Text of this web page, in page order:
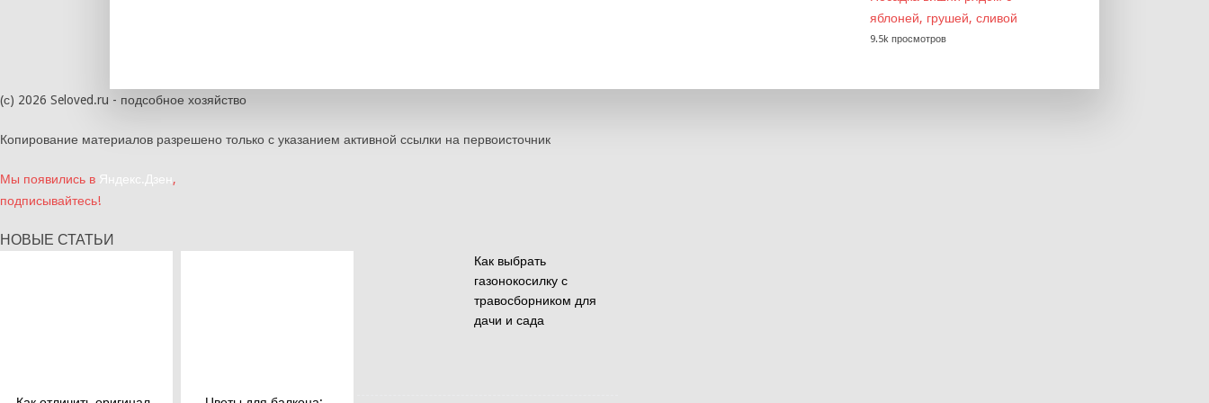
яблоней, грушей, сливой
9.5k просмотров
(с) 2026 Seloved.ru - подсобное хозяйство
Копирование материалов разрешено только с указанием активной ссылки на первоисточник
Мы появились в Яндекс.Дзен,
подписывайтесь!
НОВЫЕ СТАТЬИ
Как выбрать
газонокосилку с
травосборником для
дачи и сада